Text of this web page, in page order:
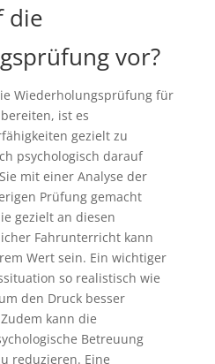
die
vor?
Wiederholungsprüfung für
ist es
gezielt zu
psychologisch darauf
mit einer Analyse der
Prüfung gemacht
gezielt an diesen
Fahrunterricht kann
Wert sein. Ein wichtiger
so realistisch wie
den Druck besser
kann die
Betreuung
reduzieren. Eine